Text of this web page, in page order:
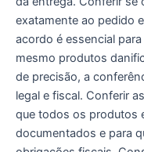
exatamente ao pedido
acordo é essencial
mesmo produtos
de precisão, a
legal e fiscal. Conferir
que todos os produtos
documentados e para